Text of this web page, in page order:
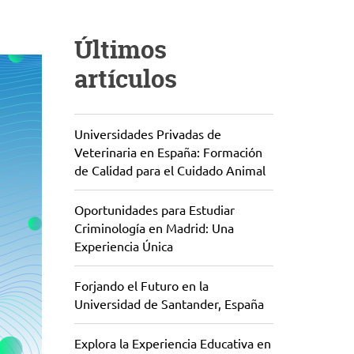
Últimos
artículos
Universidades Privadas de
Veterinaria en España: Formación
de Calidad para el Cuidado Animal
Oportunidades para Estudiar
Criminología en Madrid: Una
Experiencia Única
Forjando el Futuro en la
Universidad de Santander, España
Explora la Experiencia Educativa en